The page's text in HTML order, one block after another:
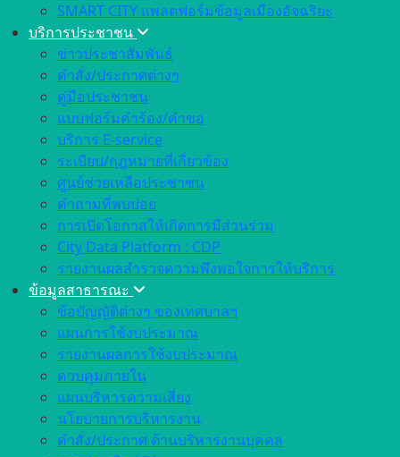
SMART CITY แพลตฟอร์มข้อมูลเมืองอัจฉริยะ
บริการประชาชน
ข่าวประชาสัมพันธ์
คำสั่ง/ประกาศต่างๆ
คู่มือประชาชน
แบบฟอร์มคำร้อง/คำขอ
บริการ E-service
ระเบียบ/กฎหมายที่เกี่ยวข้อง
ศูนย์ช่วยเหลือประชาชน
คำถามที่พบบ่อย
การเปิดโอกาสให้เกิดการมีส่วนร่วม
City Data Platform : CDP
รายงานผลสำรวจความพึงพอใจการให้บริการ
ข้อมูลสาธารณะ
ข้อบัญญัติต่างๆ ของเทศบาลฯ
แผนการใช้งบประมาณ
รายงานผลการใช้งบประมาณ
ควบคุมภายใน
แผนบริหารความเสี่ยง
นโยบายการบริหารงาน
คำสั่ง/ประกาศ ด้านบริหารงานบุคคล